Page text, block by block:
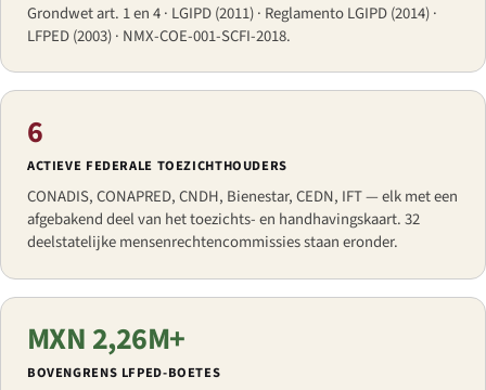
Grondwet art. 1 en 4 · LGIPD (2011) · Reglamento LGIPD (2014) ·
LFPED (2003) · NMX-COE-001-SCFI-2018.
6
ACTIEVE FEDERALE TOEZICHTHOUDERS
CONADIS, CONAPRED, CNDH, Bienestar, CEDN, IFT — elk met een
afgebakend deel van het toezichts- en handhavingskaart. 32
deelstatelijke mensenrechtencommissies staan eronder.
MXN 2,26M+
BOVENGRENS LFPED-BOETES